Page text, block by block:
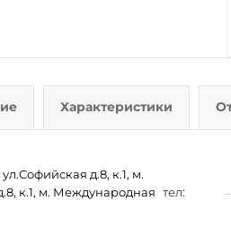
Характеристики
д.8, к.1, м.
к.1, м. Международная тел: